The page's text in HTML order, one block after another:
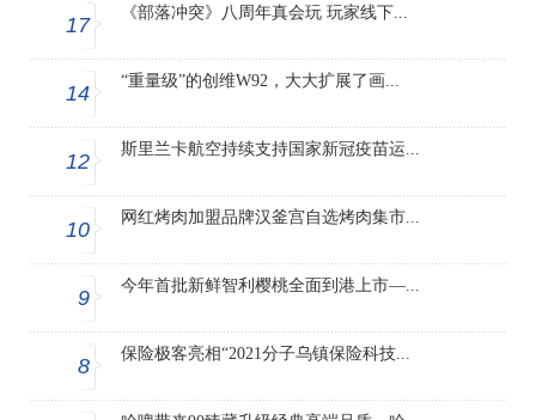
17
《部落冲突》八周年真会玩 玩家线下...
14
“重量级”的创维W92，大大扩展了画...
12
斯里兰卡航空持续支持国家新冠疫苗运...
10
网红烤肉加盟品牌汉釜宫自选烤肉集市...
9
今年首批新鲜智利樱桃全面到港上市—...
8
保险极客亮相“2021分子乌镇保险科技...